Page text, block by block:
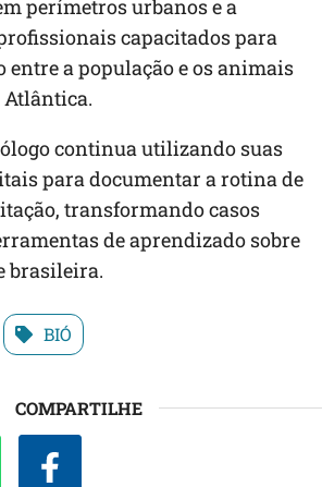
perímetros urbanos e a
capacitados para
entre a população e os animais
continua utilizando suas
para documentar a rotina de
transformando casos
de aprendizado sobre
brasileira.
BIÓ
COMPARTILHE